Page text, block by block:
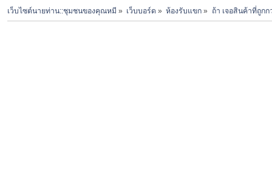
เว็บไซต์นายท่าน::ชุมชนของคุณหมี » เว็บบอร์ด » ห้องรับแขก » ถ้า เจอสินค้าที่ถูก